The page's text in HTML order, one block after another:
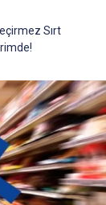
Sırt